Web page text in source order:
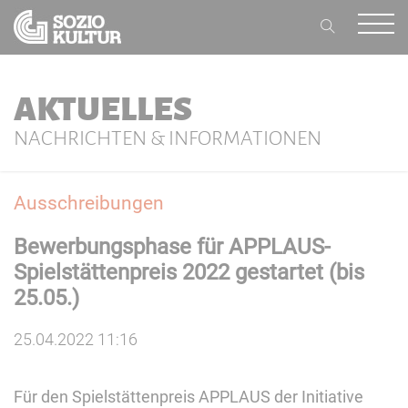
AKTUELLES
NACHRICHTEN & INFORMATIONEN
Ausschreibungen
Bewerbungsphase für APPLAUS-
Spielstättenpreis 2022 gestartet (bis
25.05.)
25.04.2022 11:16
Für den Spielstättenpreis APPLAUS der Initiative